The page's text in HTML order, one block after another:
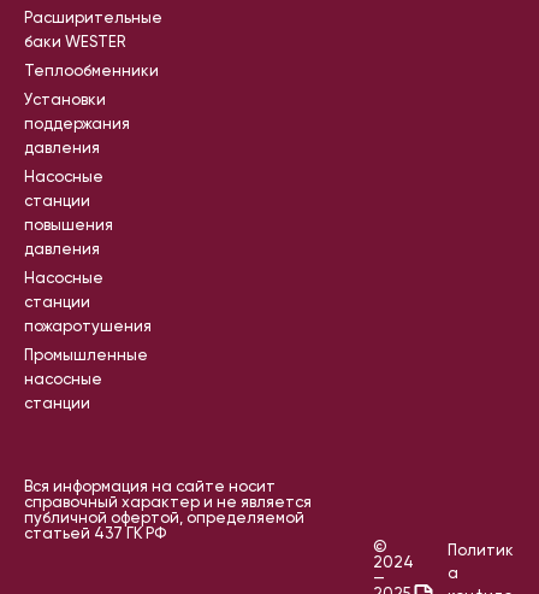
Расширительные
баки WESTER
Теплообменники
Установки
поддержания
давления
Насосные
станции
повышения
давления
Насосные
станции
пожаротушения
Промышленные
насосные
станции
Вся информация на сайте носит
справочный характер и не является
публичной офертой, определяемой
статьей 437 ГК РФ
©
2024
—
Политик
а